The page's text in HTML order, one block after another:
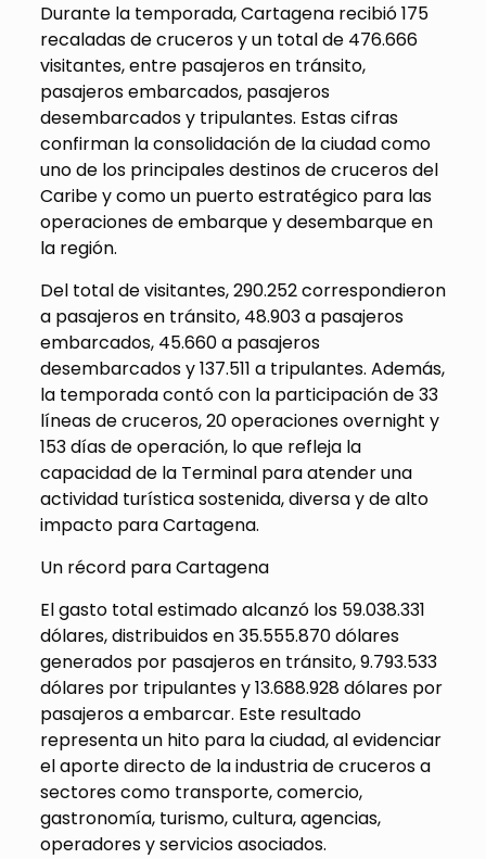
Durante la temporada, Cartagena recibió 175
recaladas de cruceros y un total de 476.666
visitantes, entre pasajeros en tránsito,
pasajeros embarcados, pasajeros
desembarcados y tripulantes. Estas cifras
confirman la consolidación de la ciudad como
uno de los principales destinos de cruceros del
Caribe y como un puerto estratégico para las
operaciones de embarque y desembarque en
la región.
Del total de visitantes, 290.252 correspondieron
a pasajeros en tránsito, 48.903 a pasajeros
embarcados, 45.660 a pasajeros
desembarcados y 137.511 a tripulantes. Además,
la temporada contó con la participación de 33
líneas de cruceros, 20 operaciones overnight y
153 días de operación, lo que refleja la
capacidad de la Terminal para atender una
actividad turística sostenida, diversa y de alto
impacto para Cartagena.
Un récord para Cartagena
El gasto total estimado alcanzó los 59.038.331
dólares, distribuidos en 35.555.870 dólares
generados por pasajeros en tránsito, 9.793.533
dólares por tripulantes y 13.688.928 dólares por
pasajeros a embarcar. Este resultado
representa un hito para la ciudad, al evidenciar
el aporte directo de la industria de cruceros a
sectores como transporte, comercio,
gastronomía, turismo, cultura, agencias,
operadores y servicios asociados.